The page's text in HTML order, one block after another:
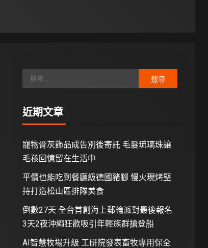
近期文章
寵物骨灰飾品成告別後寄託 毛髮琉璃珠讓
毛孩回憶留在生活中
平價也能吃到餐廳級德國豬腳 慢火現烤堅
持打造松山區排隊美食
倒數27天 全台首創海上郵輪派對最後報名
3天2夜沖繩狂歡吸引年輕族群搶登船
AI智慧牧場升級 工研院發表畜牧專用保全